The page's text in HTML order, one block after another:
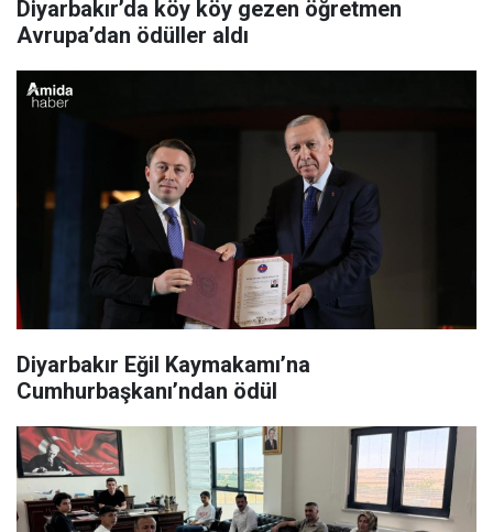
Diyarbakır’da köy köy gezen öğretmen
Avrupa’dan ödüller aldı
Diyarbakır Eğil Kaymakamı’na
Cumhurbaşkanı’ndan ödül